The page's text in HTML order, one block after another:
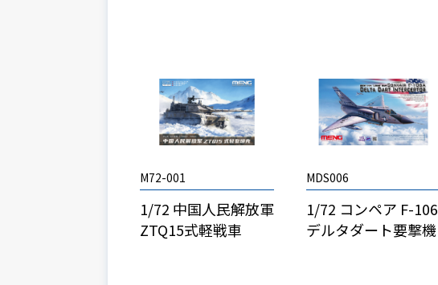
M72-001
1/72 中国人民解放軍
ZTQ15式軽戦車
MDS006
1/72 コンペア F-106
デルタダート要撃機